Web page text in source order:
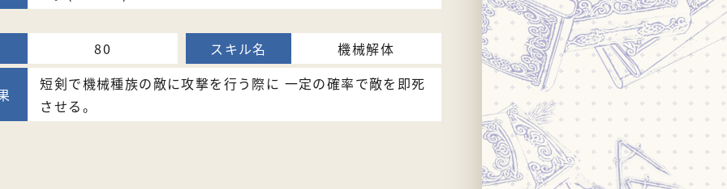
80
機械解体
短剣で機械種族の敵に攻撃を行う際に 一定の確率で敵を即死
させる。